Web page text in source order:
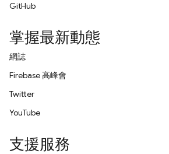
GitHub
掌握最新動態
網誌
Firebase 高峰會
Twitter
YouTube
支援服務